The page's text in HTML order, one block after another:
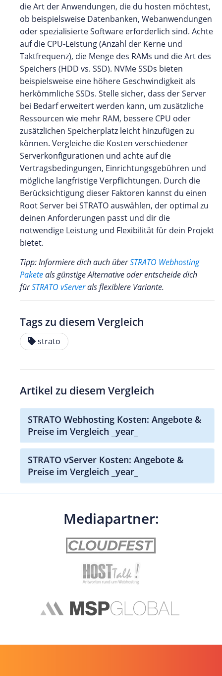
die Art der Anwendungen, die du hosten möchtest,
ob beispielsweise Datenbanken, Webanwendungen
oder spezialisierte Software erforderlich sind. Achte
auf die CPU-Leistung (Anzahl der Kerne und
Taktfrequenz), die Menge des RAMs und die Art des
Speichers (HDD vs. SSD). NVMe SSDs bieten
beispielsweise eine höhere Geschwindigkeit als
herkömmliche SSDs. Stelle sicher, dass der Server
bei Bedarf erweitert werden kann, um zusätzliche
Ressourcen wie mehr RAM, bessere CPU oder
zusätzlichen Speicherplatz leicht hinzufügen zu
können. Vergleiche die Kosten verschiedener
Serverkonfigurationen und achte auf die
Vertragsbedingungen, Einrichtungsgebühren und
mögliche langfristige Verpflichtungen. Durch die
Berücksichtigung dieser Faktoren kannst du einen
Root Server bei STRATO auswählen, der optimal zu
deinen Anforderungen passt und dir die
notwendige Leistung und Flexibilität für dein Projekt
bietet.
Tipp: Informiere dich auch überSTRATO Webhosting
Paketeals günstige Alternative oder entscheide dich
fürSTRATO vServerals flexiblere Variante.
Tags zu diesem Vergleich
strato
Artikel zu diesem Vergleich
STRATO Webhosting Kosten: Angebote &
Preise im Vergleich _year_
STRATO vServer Kosten: Angebote &
Preise im Vergleich _year_
Mediapartner: